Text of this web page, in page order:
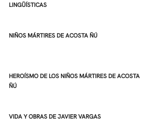
LINGÜÍSTICAS
NIÑOS MÁRTIRES DE ACOSTA ÑÚ
HEROÍSMO DE LOS NIÑOS MÁRTIRES DE ACOSTA
ÑÚ
VIDA Y OBRAS DE JAVIER VARGAS